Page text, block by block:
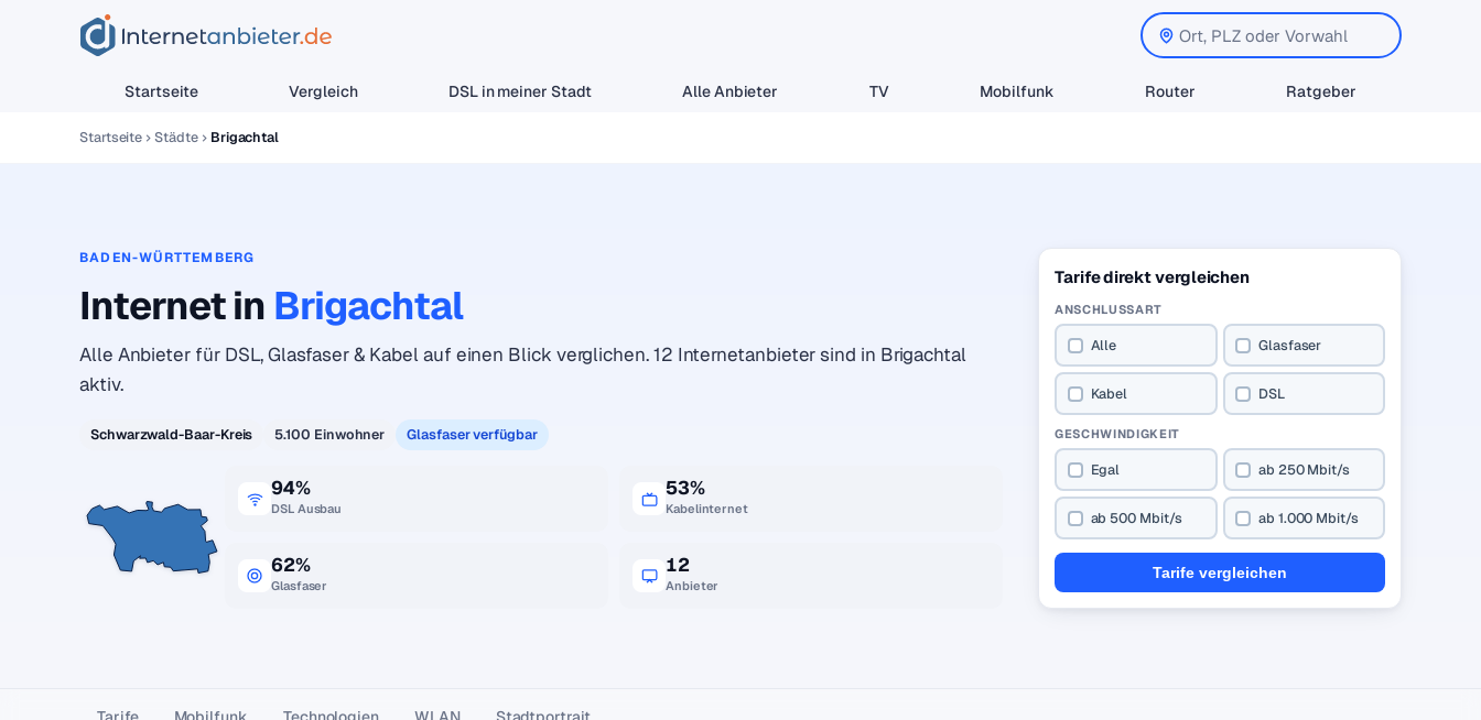
Startseite Vergleich DSL in meiner Stadt Alle Anbieter TV Mobilfunk Router Ratgeber
Startseite Städte Brigachtal
BADEN-WÜRTTEMBERG
Internet in Brigachtal
Alle Anbieter für DSL, Glasfaser & Kabel auf einen Blick verglichen. 12 Internetanbieter sind in Brigachtal
aktiv.
Schwarzwald-Baar-Kreis 5.100 Einwohner Glasfaser verfügbar
94%
DSL Ausbau
53%
Kabelinternet
62%
Glasfaser
12
Anbieter
Tarife direkt vergleichen
ANSCHLUSSART
Alle Glasfaser
Kabel DSL
GESCHWINDIGKEIT
Egal ab 250 Mbit/s
ab 500 Mbit/s ab 1.000 Mbit/s
Tarife vergleichen